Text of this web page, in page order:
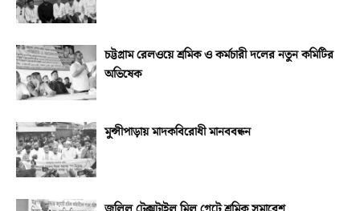
চট্টগ্রাম রেলওয়ে শ্রমিক ও কর্মচারী দলের নতুন কমিটির
অভিষেক
মুন্সীপাড়ায় মাদকবিরোধী মানববন্ধন